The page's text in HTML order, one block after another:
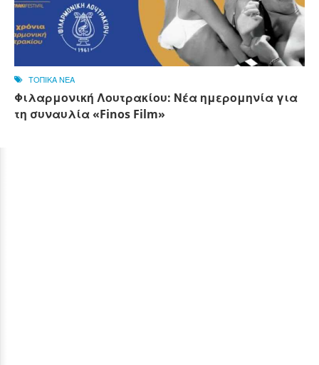
ΤΟΠΙΚΑ ΝΕΑ
Φιλαρμονική Λουτρακίου: Νέα ημερομηνία για
τη συναυλία «Finos Film»